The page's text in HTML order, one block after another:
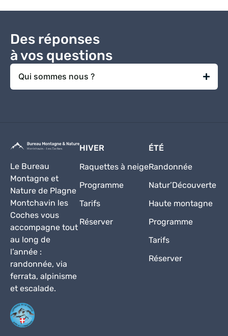
Des réponses
à vos questions
Qui sommes nous ?
Le Bureau
Montagne et
Nature de Plagne
Montchavin les
Coches vous
accompagne tout
au long de
l’année :
randonnée, via
ferrata, alpinisme
et escalade.
HIVER
Raquettes à neige
Programme
Tarifs
Réserver
ÉTÉ
Randonnée
Natur’Découverte
Haute montagne
Programme
Tarifs
Réserver